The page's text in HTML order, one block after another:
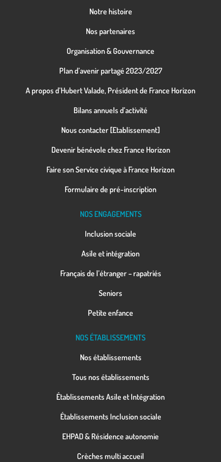
Notre histoire
Nos partenaires
Organisation & Gouvernance
Plan d’avenir partagé 2023/2027
A propos d’Hubert Valade, Président de France Horizon
Bilans annuels d’activité
Nous contacter [Etablissement]
Devenir bénévole chez France Horizon
Faire son Service civique à France Horizon
Formulaire de pré-inscription
NOS ENGAGEMENTS
Inclusion sociale
Asile et intégration
Français de l’étranger – rapatriés
Seniors
Petite enfance
NOS ÉTABLISSEMENTS
Nos établissements
Tous nos établissements
Établissements Asile et Intégration
Établissements Inclusion sociale
EHPAD & Résidence autonomie
Crèches multi accueil